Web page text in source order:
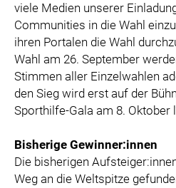
viele Medien unserer
Communities in die Wahl
ihren Portalen die Wahl
Wahl am 26. September
Stimmen aller Einzelwahlen
den Sieg wird erst auf der
Sporthilfe-Gala am 8. Oktober
Bisherige Gewinner:innen
Die bisherigen
Weg an die Weltspitze